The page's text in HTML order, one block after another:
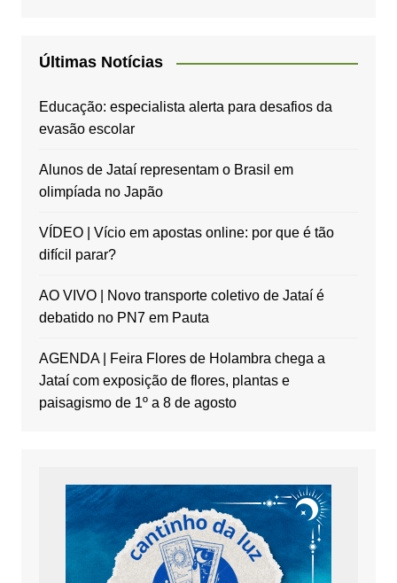
Últimas Notícias
Educação: especialista alerta para desafios da
evasão escolar
Alunos de Jataí representam o Brasil em
olimpíada no Japão
VÍDEO | Vício em apostas online: por que é tão
difícil parar?
AO VIVO | Novo transporte coletivo de Jataí é
debatido no PN7 em Pauta
AGENDA | Feira Flores de Holambra chega a
Jataí com exposição de flores, plantas e
paisagismo de 1º a 8 de agosto